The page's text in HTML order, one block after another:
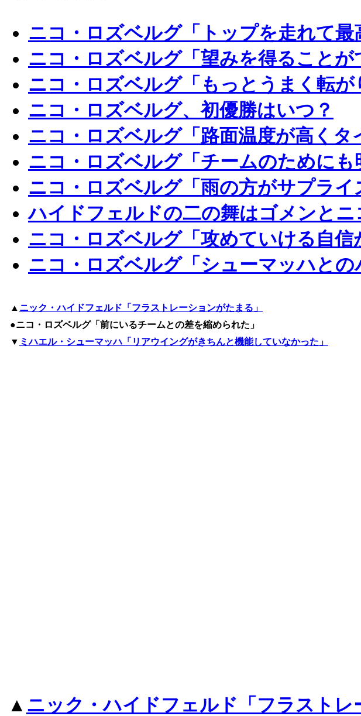
ニコ・ロズベルグ「トップを走れて最
ニコ・ロズベルグ「望みを得ることが
ニコ・ロズベルグ「もっとうまく転が
ニコ・ロズベルグ、初優勝はいつ？
ニコ・ロズベルグ「路面温度が高くタ
ニコ・ロズベルグ「チームのためにも
ニコ・ロズベルグ「雨の方がサプライ
ハイドフェルドの二の舞はゴメンと
ニコ・ロズベルグ「攻めていける自信
ニコ・ロズベルグ「シューマッハとの
▲ ニック・ハイドフェルド「フラストレーションがたまる」
●ニコ・ロズベルグ「前にいるチームとの差を縮められた」
▼ ミハエル・シューマッハ「リアウイングがきちんと機能していなかった」
▲ ニック・ハイドフェルド「フラストレ